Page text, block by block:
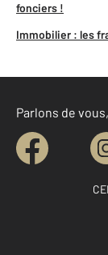
fonciers !
Immobilier : les
Parlons de